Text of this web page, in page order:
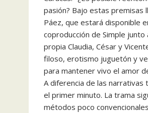
pasión? Bajo estas premisas
Páez, que estará disponible
coproducción de Simple junto
propia Claudia, César y
filoso, erotismo juguetón y
para mantener vivo el amor
A diferencia de las narrativas
el primer minuto. La trama
métodos poco